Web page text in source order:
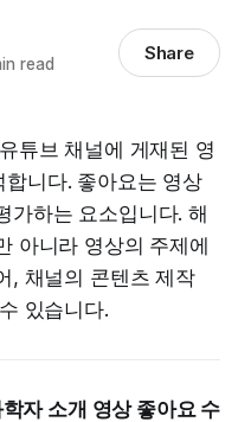
read Share
튜브 채널에 게재된 영
니다. 좋아요는 영상
가하는 요소입니다. 해
아니라 영상의 주제에
, 채널의 콘텐츠 제작
있습니다.
자 소개 영상 좋아요 수